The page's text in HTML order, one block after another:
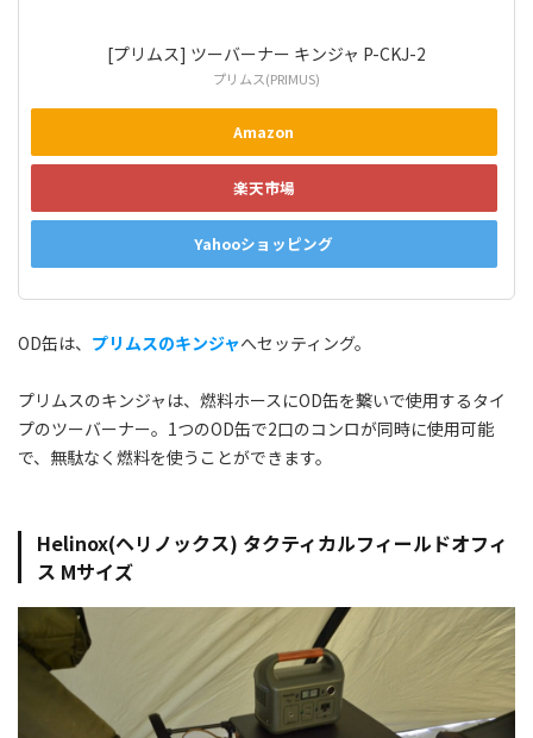
[プリムス] ツーバーナー キンジャ P-CKJ-2
プリムス(PRIMUS)
Amazon
楽天市場
Yahooショッピング
OD缶は、 プリムスのキンジャへセッティング。
プリムスのキンジャは、燃料ホースにOD缶を繋いで使用するタイ
プのツーバーナー。1つのOD缶で2口のコンロが同時に使用可能
で、無駄なく燃料を使うことができます。
Helinox(ヘリノックス) タクティカルフィールドオフィ
ス Mサイズ